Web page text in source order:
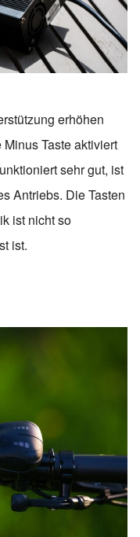
erhöhen
Taste aktiviert
sehr gut, ist
Antriebs. Die Tasten
ist nicht so
ist.